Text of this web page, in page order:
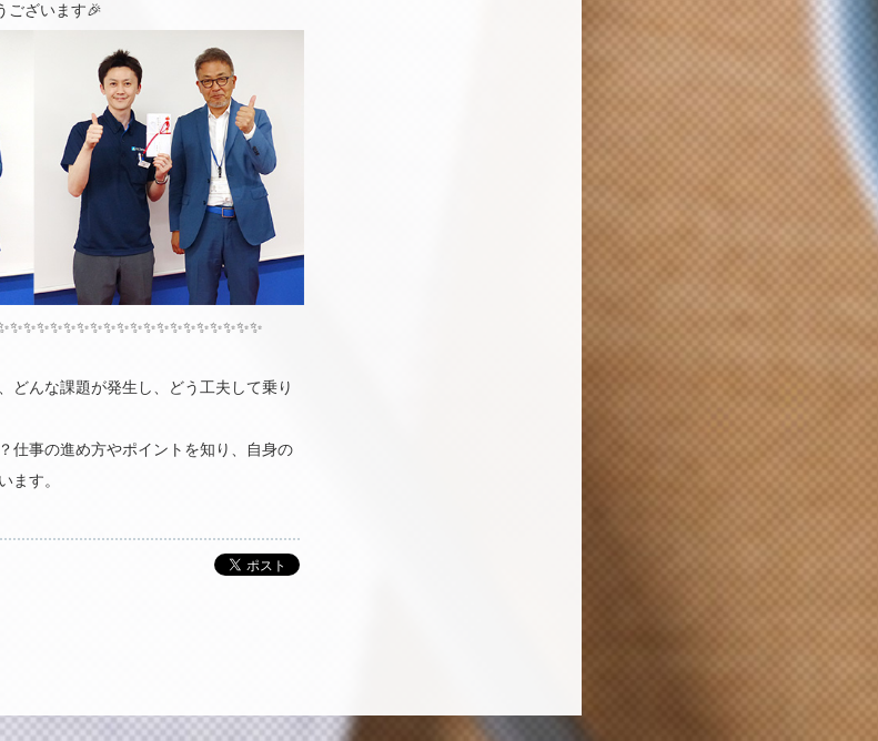
ございます🎉
どんな課題が発生し、どう工夫して乗り
仕事の進め方やポイントを知り、自身の
ます。